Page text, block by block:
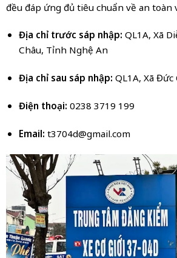
đều đáp ứng đủ tiêu chuẩn về an toàn
Địa chỉ trước sáp nhập: QL1A, Xã
Châu, Tỉnh Nghệ An
Địa chỉ sau sáp nhập: QL1A, Xã
Điện thoại: 0238 3719 199
Email: t3704d@gmail.com